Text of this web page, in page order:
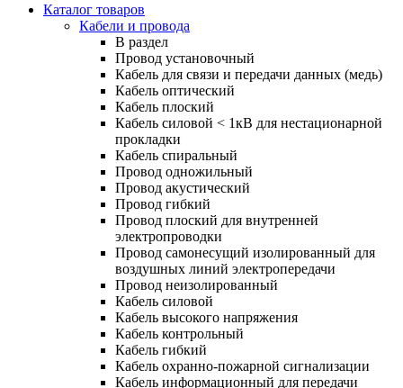
Каталог товаров
Кабели и провода
В раздел
Провод установочный
Кабель для связи и передачи данных (медь)
Кабель оптический
Кабель плоский
Кабель силовой < 1кВ для нестационарной
прокладки
Кабель спиральный
Провод одножильный
Провод акустический
Провод гибкий
Провод плоский для внутренней
электропроводки
Провод самонесущий изолированный для
воздушных линий электропередачи
Провод неизолированный
Кабель силовой
Кабель высокого напряжения
Кабель контрольный
Кабель гибкий
Кабель охранно-пожарной сигнализации
Кабель информационный для передачи